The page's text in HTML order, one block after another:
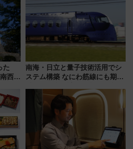
た
西エ
夏の
南海・日立と量子技術活用でシ
ステム構築 なにわ筋線にも期待